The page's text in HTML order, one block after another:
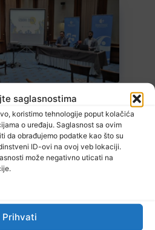
saglasnostima
koristimo tehnologije poput kolačića
o uređaju. Saglasnost sa ovim
da obrađujemo podatke kao što su
ID-ovi na ovoj veb lokaciji.
može negativno uticati na
Prihvati
zloupotrebe javnih resursa za